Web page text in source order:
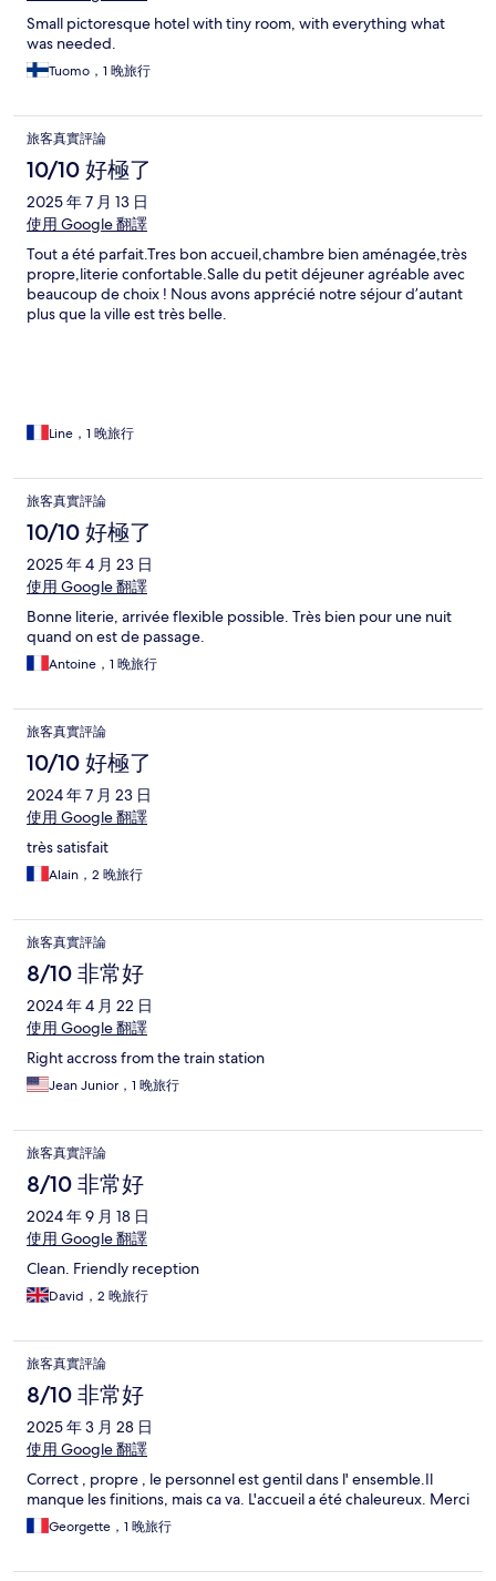
Small pictoresque hotel with tiny room, with everything what
was needed.
Tuomo，1 晚旅行
旅客真實評論
10/10 好極了
2025 年 7 月 13 日
使用 Google 翻譯
Tout a été parfait.Tres bon accueil,chambre bien aménagée,très
propre,literie confortable.Salle du petit déjeuner agréable avec
beaucoup de choix ! Nous avons apprécié notre séjour d’autant
plus que la ville est très belle.
Line，1 晚旅行
旅客真實評論
10/10 好極了
2025 年 4 月 23 日
使用 Google 翻譯
Bonne literie, arrivée flexible possible. Très bien pour une nuit
quand on est de passage.
Antoine，1 晚旅行
旅客真實評論
10/10 好極了
2024 年 7 月 23 日
使用 Google 翻譯
très satisfait
Alain，2 晚旅行
旅客真實評論
8/10 非常好
2024 年 4 月 22 日
使用 Google 翻譯
Right accross from the train station
Jean Junior，1 晚旅行
旅客真實評論
8/10 非常好
2024 年 9 月 18 日
使用 Google 翻譯
Clean. Friendly reception
David，2 晚旅行
旅客真實評論
8/10 非常好
2025 年 3 月 28 日
使用 Google 翻譯
Correct , propre , le personnel est gentil dans l' ensemble.Il
manque les finitions, mais ca va. L'accueil a été chaleureux. Merci
Georgette，1 晚旅行